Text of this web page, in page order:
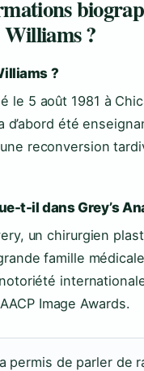
Williams ?
?
le 5 août 1981 à
d’abord été
reconversion
t-il dans Grey’s
un chirurgien
famille
Image Awards.
permis de parler de